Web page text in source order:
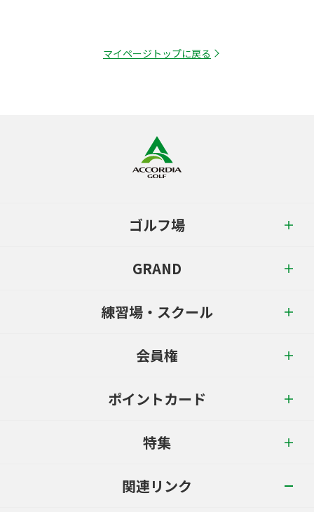
マイページトップに戻る
ゴルフ場
GRAND
練習場・スクール
会員権
ポイントカード
特集
関連リンク